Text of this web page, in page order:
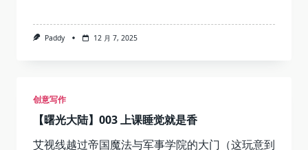
Paddy 12 月 7, 2025
创意写作
【曙光大陆】003 上课睡觉就是香
艾视线越过帝国魔法与军事学院的大门（这玩意到